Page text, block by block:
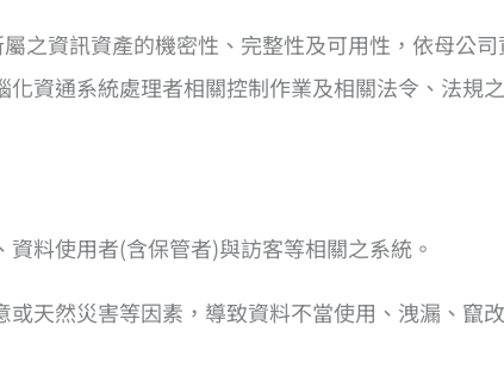
之資訊資產的機密性、完整性及可用性，依母公
資通系統處理者相關控制作業及相關法令、法規
料使用者(含保管者)與訪客等相關之系統。
天然災害等因素，導致資料不當使用、洩漏、竄